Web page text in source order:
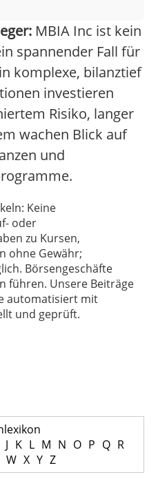
MBIA Inc ist kein
spannender Fall für
komplexe, bilanztief
investieren
Risiko, langer
wachen Blick auf
und
Keine
oder
zu Kursen,
ohne Gewähr;
Börsengeschäfte
führen. Unsere Beiträge
automatisiert mit
und geprüft.
J K L M N O P Q R
W X Y Z